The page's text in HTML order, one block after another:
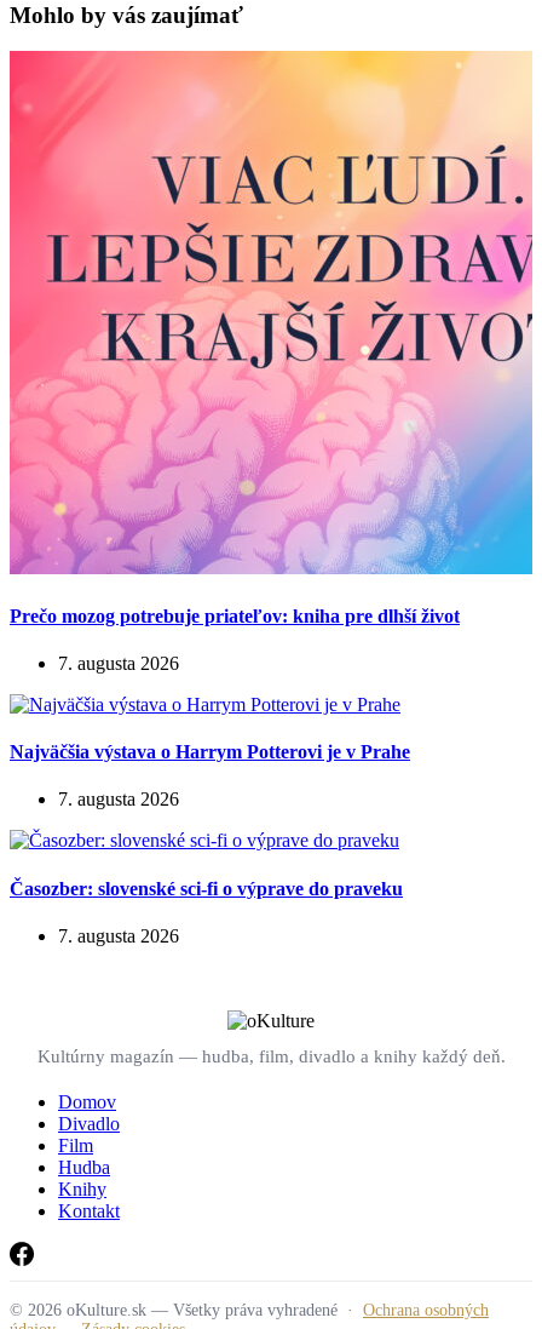
Mohlo by vás zaujímať
Prečo mozog potrebuje priateľov: kniha pre dlhší život
7. augusta 2026
Najväčšia výstava o Harrym Potterovi je v Prahe
7. augusta 2026
Časozber: slovenské sci-fi o výprave do praveku
7. augusta 2026
Kultúrny magazín — hudba, film, divadlo a knihy každý deň.
Domov
Divadlo
Film
Hudba
Knihy
Kontakt
© 2026 oKulture.sk — Všetky práva vyhradené · Ochrana osobných